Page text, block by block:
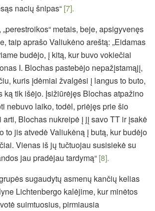
nacių šnipas“ [7].
metais, beje, apsigyvenęs
taip aprašo Valiukėno areštą: „Eidamas
budėjo, į kitą, kur buvo vokiečiai
I. Blochas pastebėjo nepažįstamąjį,
kuris įdėmiai žvalgėsi į langus to buto,
ką tik išėjo. Įsižiūrėjęs Blochas atpažino
nebuvo laiko, todėl, priėjęs prie šio
Blochas nukreipė į jį savo TT ir įsakė
to jis atvedė Valiukėną į butą, kur budėjo
Vienas iš jų tučtuojau susisiekė su
jau pradėjau tardymą“ [8].
sugaudytų asmenų kančių kelias
Lichtenbergo kalėjime, kur minėtos
suimtuosius, pirmiausia